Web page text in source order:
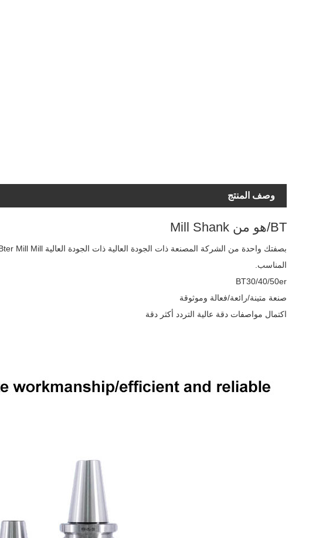
وصف المنتج
BT/هو من Mill Shank
المناسب.
BT30/40/50er
صنعة متينة/رائعة/فعالة وموثوقة
اكتمال مواصفات دقة عالية التردد أكثر دقة